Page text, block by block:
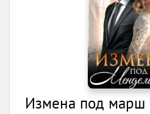
Измена под марш